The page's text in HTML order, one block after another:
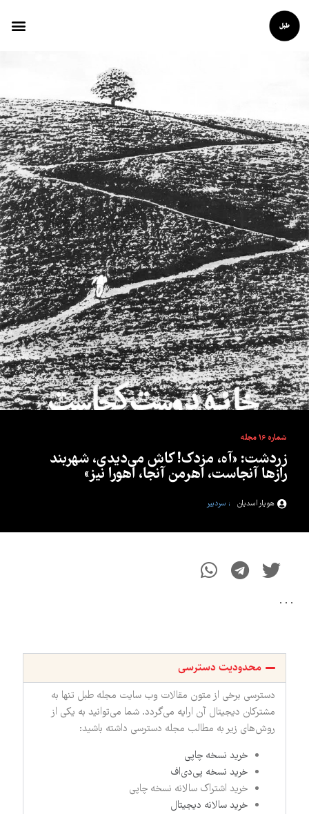
شماره 16 مجله
زردشت: «آه، مزدک! کاش می‌دیدی، شهربند
رازها آنجاست، اهرمن آنجا، اهورا نیز»
هویار اسدیان ; سردبیر
. . .
محدودیت دسترسی
دسترسی برخی از متون مقالات وب سایت مجله طبل تنها به
مشترکان دیجیتال آن ارایه می‌گردد. شما می‌توانید به یکی از
روش‌های زیر به مطالب مجله دسترسی داشته باشید:
خرید نسخه چاپی
خرید نسخه پی‌دی‌اف
خرید اشتراک سالانه نسخه چاپی
خرید سالانه دیجیتال